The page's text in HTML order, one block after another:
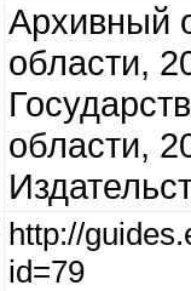
Архивный
области,
области,
http://
id=79